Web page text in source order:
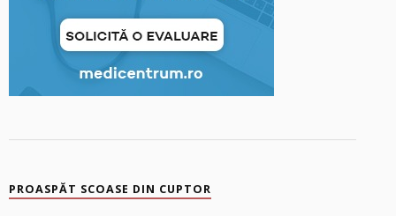
PROASPĂT SCOASE DIN CUPTOR